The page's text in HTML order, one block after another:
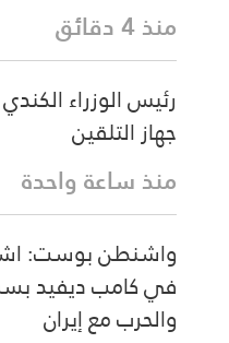
منذ 4 دقائق
رئيس الوزراء
جهاز التلقين
منذ ساعة واحدة
واشنطن بوست:
في كامب ديفيد
والحرب مع إيران